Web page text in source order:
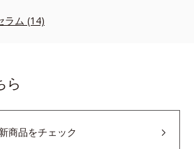
ラム (14)
ら
新商品をチェック